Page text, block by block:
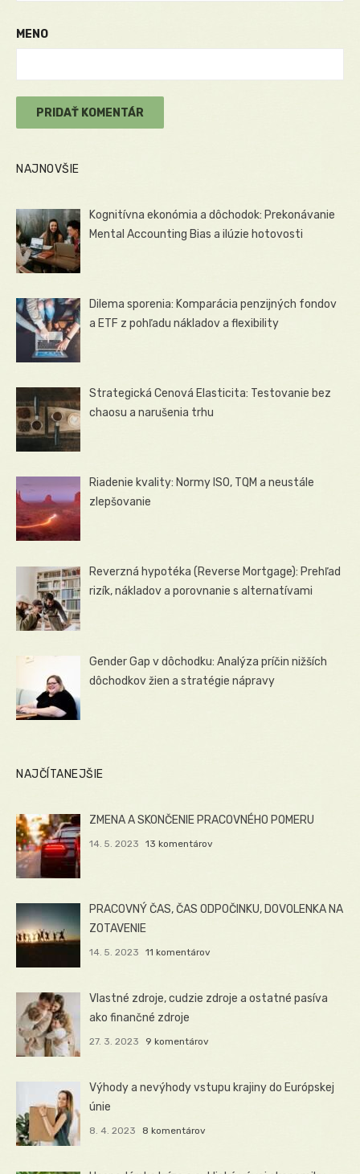
MENO
NAJNOVŠIE
Kognitívna ekonómia a dôchodok: Prekonávanie
Mental Accounting Bias a ilúzie hotovosti
Dilema sporenia: Komparácia penzijných fondov
a ETF z pohľadu nákladov a flexibility
Strategická Cenová Elasticita: Testovanie bez
chaosu a narušenia trhu
Riadenie kvality: Normy ISO, TQM a neustále
zlepšovanie
Reverzná hypotéka (Reverse Mortgage): Prehľad
rizík, nákladov a porovnanie s alternatívami
Gender Gap v dôchodku: Analýza príčin nižších
dôchodkov žien a stratégie nápravy
NAJČÍTANEJŠIE
ZMENA A SKONČENIE PRACOVNÉHO POMERU
14. 5. 2023 13 komentárov
PRACOVNÝ ČAS, ČAS ODPOČINKU, DOVOLENKA NA
ZOTAVENIE
14. 5. 2023 11 komentárov
Vlastné zdroje, cudzie zdroje a ostatné pasíva
ako finančné zdroje
27. 3. 2023 9 komentárov
Výhody a nevýhody vstupu krajiny do Európskej
únie
8. 4. 2023 8 komentárov